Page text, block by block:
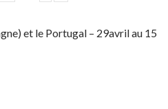
et le Portugal – 29avril au 15